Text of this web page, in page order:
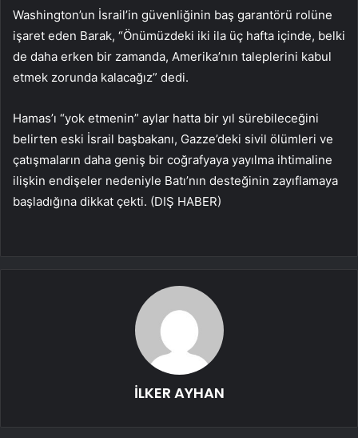
Washington’un İsrail’in güvenliğinin baş garantörü rolüne
işaret eden Barak, “Önümüzdeki iki ila üç hafta içinde, belki
de daha erken bir zamanda, Amerika’nın taleplerini kabul
etmek zorunda kalacağız” dedi.
Hamas’ı “yok etmenin” aylar hatta bir yıl sürebileceğini
belirten eski İsrail başbakanı, Gazze’deki sivil ölümleri ve
çatışmaların daha geniş bir coğrafyaya yayılma ihtimaline
ilişkin endişeler nedeniyle Batı’nın desteğinin zayıflamaya
başladığına dikkat çekti. (DIŞ HABER)
İLKER AYHAN